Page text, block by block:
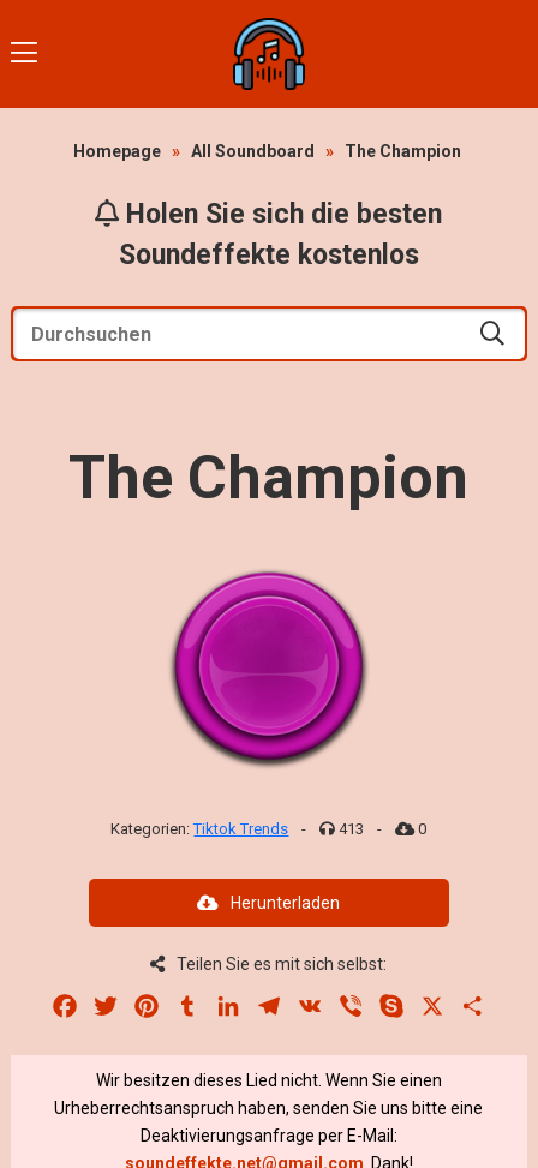
Homepage » All Soundboard » The Champion
Holen Sie sich die besten
Soundeffekte kostenlos
The Champion
Kategorien:Tiktok Trends - 413 - 0
Herunterladen
Teilen Sie es mit sich selbst:
Facebook
Twitter PinterestTumblrLinkedInTelegram
VK Viber Skype
Wir besitzen dieses Lied nicht. Wenn Sie einen
Urheberrechtsanspruch haben, senden Sie uns bitte eine
Deaktivierungsanfrage per E-Mail:
soundeffekte.net@gmail.com . Dank!